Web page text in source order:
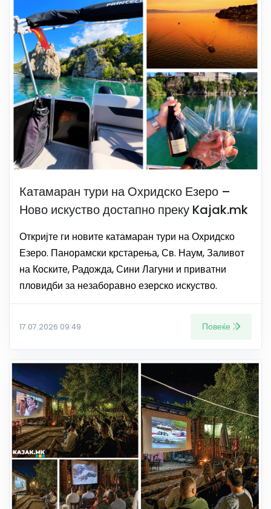
Катамаран тури на Охридско Езеро –
Ново искуство достапно преку Kajak.mk
Откријте ги новите катамаран тури на Охридско
Езеро. Панорамски крстарења, Св. Наум, Заливот
на Коските, Радожда, Сини Лагуни и приватни
пловидби за незаборавно езерско искуство.
17.07.2026 09:49 Повеќе